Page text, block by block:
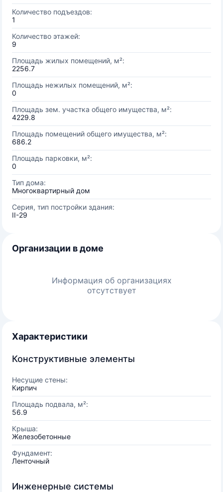
Количество подъездов:
1
Количество этажей:
9
Площадь жилых помещений, м²:
2256.7
Площадь нежилых помещений, м²:
0
Площадь зем. участка общего имущества, м²:
4229.8
Площадь помещений общего имущества, м²:
686.2
Площадь парковки, м²:
0
Тип дома:
Многоквартирный дом
Серия, тип постройки здания:
II-29
Организации в доме
Информация об организациях
отсутствует
Характеристики
Конструктивные элементы
Несущие стены:
Кирпич
Площадь подвала, м²:
56.9
Крыша:
Железобетонные
Фундамент:
Ленточный
Инженерные системы